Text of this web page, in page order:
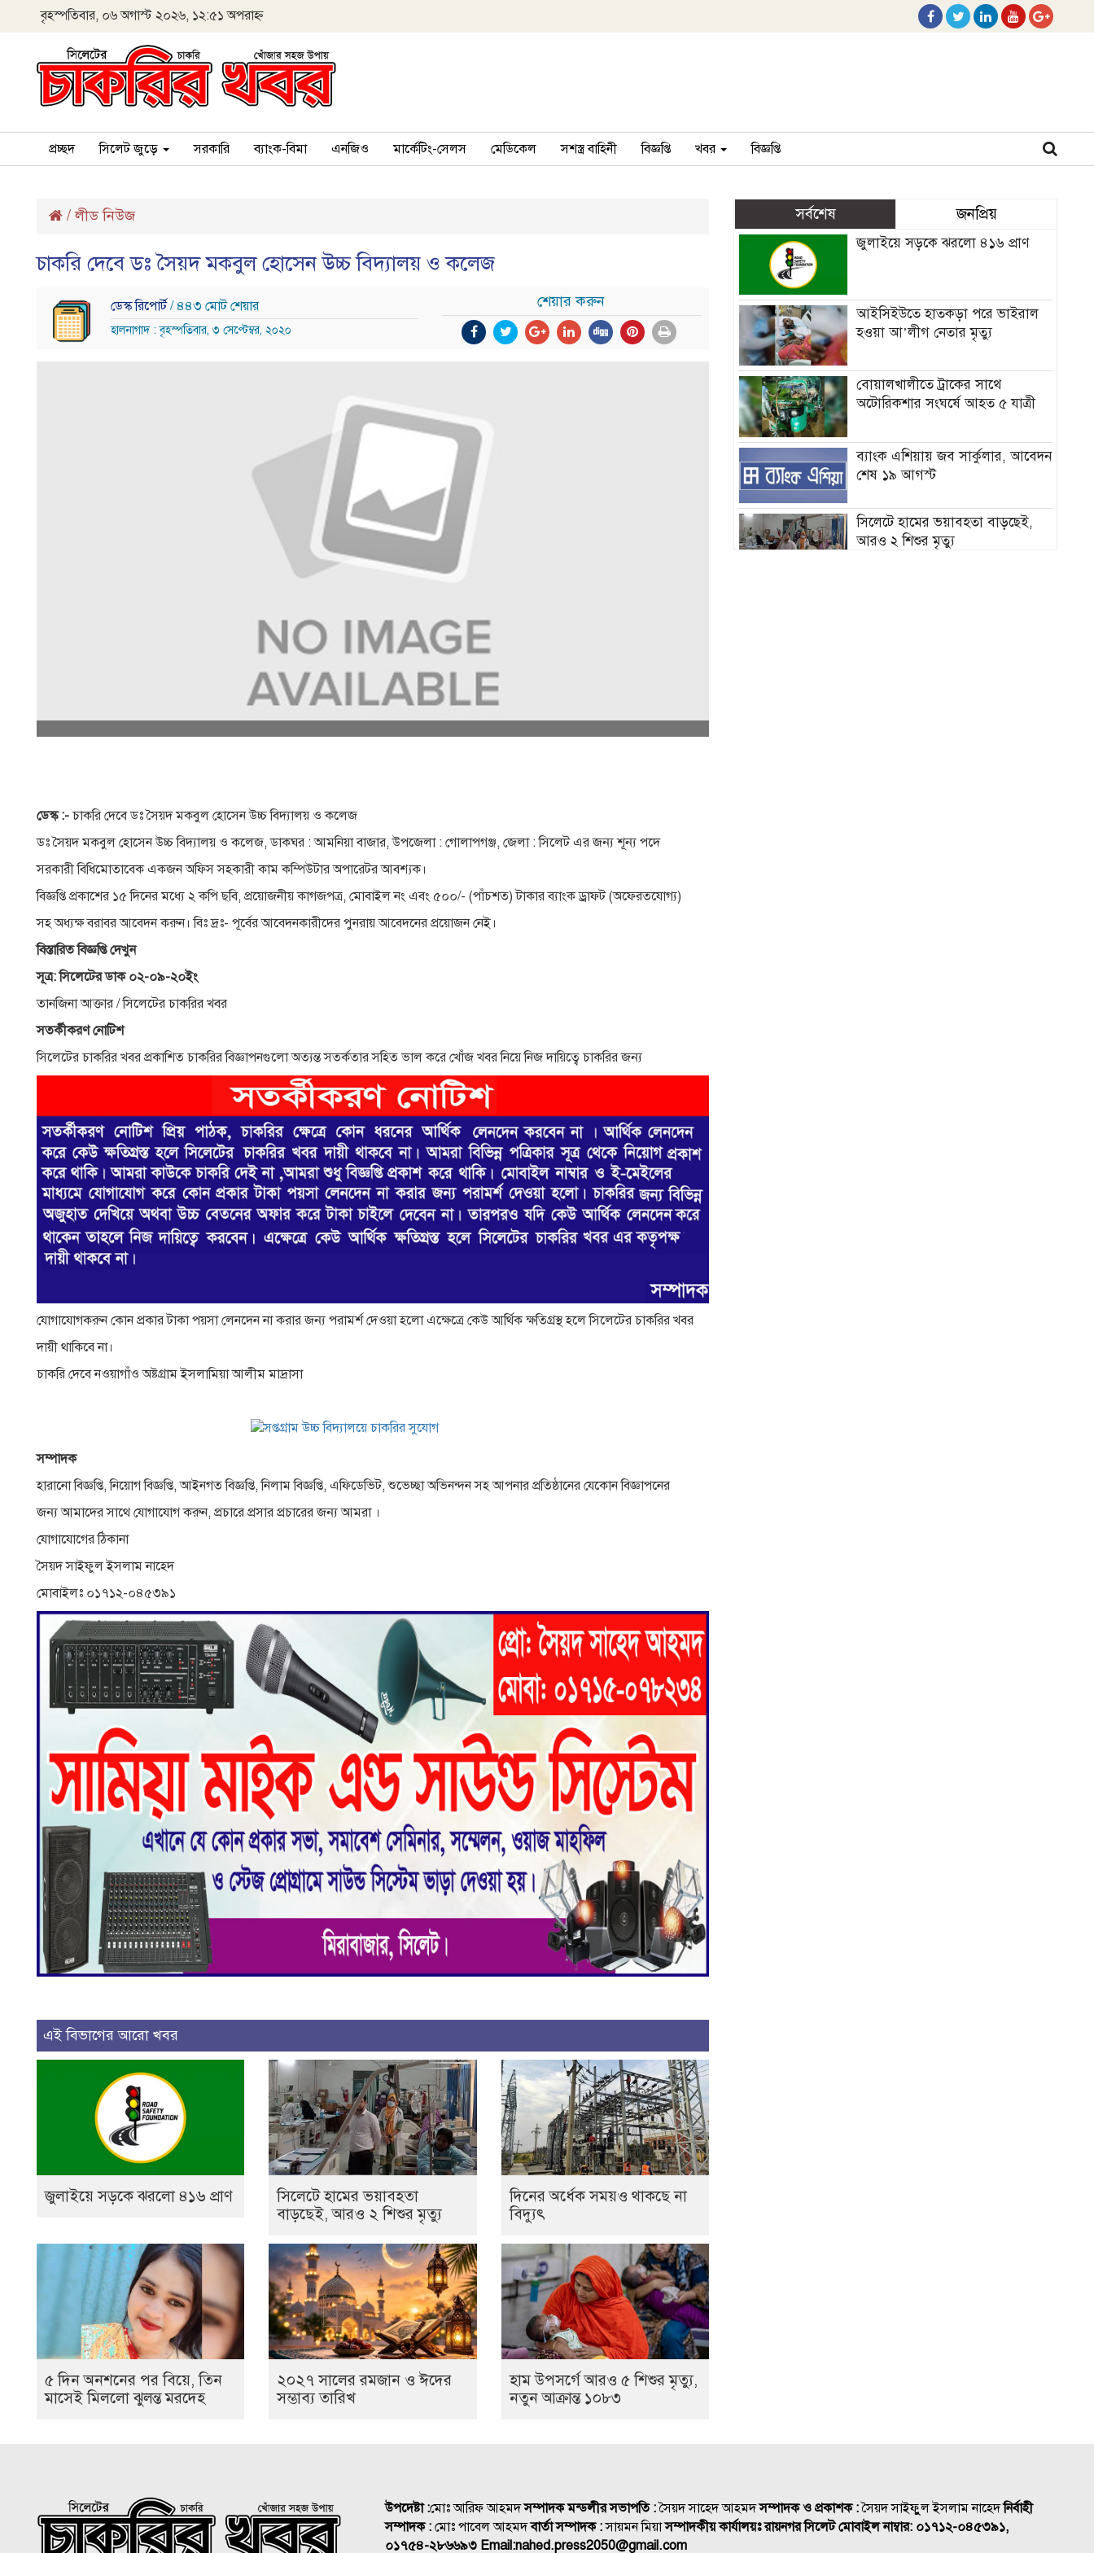
বৃহস্পতিবার, ০৬ অগাস্ট ২০২৬, ১২:৫১ অপরাহ্ন
প্রচ্ছদ সিলেট জুড়ে সরকারি ব্যাংক-বিমা এনজিও মার্কেটিং-সেলস মেডিকেল সশস্ত্র বাহিনী বিজ্ঞপ্তি খবর বিজ্ঞপ্তি
/লীড নিউজ
চাকরি দেবে ডঃ সৈয়দ মকবুল হােসেন উচ্চ বিদ্যালয় ও কলেজ
ডেস্ক রিপোর্ট/ ৪৪৩ মোট শেয়ার
হালনাগাদ : বৃহস্পতিবার, ৩ সেপ্টেম্বর, ২০২০
শেয়ার করুন
ডেস্ক :- চাকরি দেবে ডঃ সৈয়দ মকবুল হােসেন উচ্চ বিদ্যালয় ও কলেজ
ডঃ সৈয়দ মকবুল হােসেন উচ্চ বিদ্যালয় ও কলেজ, ডাকঘর : আমনিয়া বাজার, উপজেলা : গােলাপগঞ্জ, জেলা : সিলেট এর জন্য শূন্য পদে
সরকারী বিধিমােতাবেক একজন অফিস সহকারী কাম কম্পিউটার অপারেটর আবশ্যক।
বিজ্ঞপ্তি প্রকাশের ১৫ দিনের মধ্যে ২ কপি ছবি, প্রয়ােজনীয় কাগজপত্র, মােবাইল নং এবং ৫০০/- (পাঁচশত) টাকার ব্যাংক ড্রাফট (অফেরতযোগ্য)
সহ অধ্যক্ষ বরাবর আবেদন করুন। বিঃ দ্রঃ- পূর্বের আবেদনকারীদের পুনরায় আবেদনের প্রয়ােজন নেই।
বিস্তারিত বিজ্ঞপ্তি দেখুন
সূত্র: সিলেটের ডাক ০২-০৯-২০ইং
তানজিনা আক্তার / সিলেটের চাকরির খবর
সতর্কীকরণ নােটিশ
সিলেটের চাকরির খবর প্রকাশিত চাকরির বিজ্ঞাপনগুলাে অত্যন্ত সতর্কতার সহিত ভাল করে খোঁজ খবর নিয়ে নিজ দায়িত্বে চাকরির জন্য
যােগাযােগকরুন কোন প্রকার টাকা পয়সা লেনদেন না করার জন্য পরামর্শ দেওয়া হলাে এক্ষেত্রে কেউ আর্থিক ক্ষতিগ্রস্থ হলে সিলেটের চাকরির খবর
দায়ী থাকিবে না।
চাকরি দেবে নওয়াগাঁও অষ্টগ্রাম ইসলামিয়া আলীম মাদ্রাসা
সম্পাদক
হারানো বিজ্ঞপ্তি, নিয়োগ বিজ্ঞপ্তি, আইনগত বিজ্ঞপ্তি, নিলাম বিজ্ঞপ্তি, এফিডেভিট, শুভেচ্ছা অভিনন্দন সহ আপনার প্রতিষ্ঠানের যেকোন বিজ্ঞাপনের
জন্য আমাদের সাথে যোগাযোগ করুন, প্রচারে প্রসার প্রচারের জন্য আমরা ।
যোগাযোগের ঠিকানা
সৈয়দ সাইফুল ইসলাম নাহেদ
মোবাইলঃ ০১৭১২-০৪৫৩৯১
এই বিভাগের আরো খবর
জুলাইয়ে সড়কে ঝরলো ৪১৬ প্রাণ
সিলেটে হামের ভয়াবহতা
বাড়ছেই, আরও ২ শিশুর মৃত্যু
দিনের অর্ধেক সময়ও থাকছে না
বিদ্যুৎ
৫ দিন অনশনের পর বিয়ে, তিন
মাসেই মিললো ঝুলন্ত মরদেহ
২০২৭ সালের রমজান ও ঈদের
সম্ভাব্য তারিখ
হাম উপসর্গে আরও ৫ শিশুর মৃত্যু,
নতুন আক্রান্ত ১০৮৩
সর্বশেষ জনপ্রিয়
জুলাইয়ে সড়কে ঝরলো ৪১৬ প্রাণ
আইসিইউতে হাতকড়া পরে ভাইরাল
হওয়া আ’লীগ নেতার মৃত্যু
বোয়ালখালীতে ট্রাকের সাথে
অটোরিকশার সংঘর্ষে আহত ৫ যাত্রী
ব্যাংক এশিয়ায় জব সার্কুলার, আবেদন
শেষ ১৯ আগস্ট
সিলেটে হামের ভয়াবহতা বাড়ছেই,
আরও ২ শিশুর মৃত্যু
উপদেষ্টা :মোঃ আরিফ আহমদসম্পাদক মন্ডলীর সভাপতি :সৈয়দ সাহেদ আহমদসম্পাদক ও প্রকাশক :সৈয়দ সাইফুুল ইসলাম নাহেদনির্বাহী
সম্পাদক : মোঃ পাবেল আহমদবার্তা সম্পাদক :সায়মন মিয়াসম্পাদকীয় কার্যালয়ঃ রায়নগর সিলেটমোবাইল নাম্বার: ০১৭১২-০৪৫৩৯১,
০১৭৫৪-২৮৬৬৯৩ Email:nahed.press2050@gmail.com